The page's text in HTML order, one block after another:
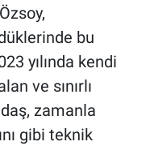
bu
yılında kendi
ve sınırlı
zamanla
gibi teknik